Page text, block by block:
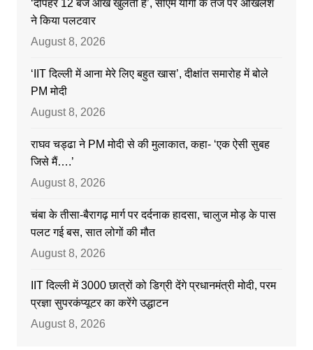
‘दोपहर 12 बजे आंख खुलती है’, सीएम योगी के तंज पर अखिलेश
ने किया पलटवार
August 8, 2026
‘IIT दिल्ली में आना मेरे लिए बहुत खास’, दीक्षांत समारोह में बोले
PM मोदी
August 8, 2026
राघव चड्ढा ने PM मोदी से की मुलाकात, कहा- ‘एक ऐसी सुबह
जिसे मैं….’
August 8, 2026
चंबा के तीसा-बैरागढ़ मार्ग पर दर्दनाक हादसा, चालुज मोड़ के पास
पलट गई बस, सात लोगों की मौत
August 8, 2026
IIT दिल्ली में 3000 छात्रों को डिग्री देंगे प्रधानमंत्री मोदी, परम
प्रज्ञा सुपरकंप्यूटर का करेंगे उद्धाटन
August 8, 2026